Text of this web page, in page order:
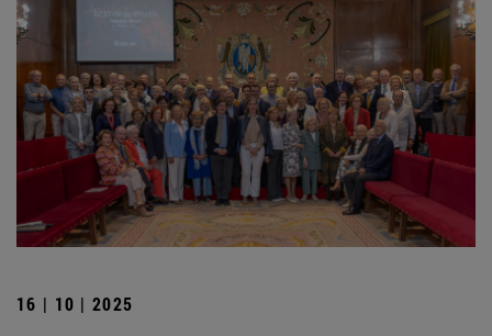
16 | 10 | 2025